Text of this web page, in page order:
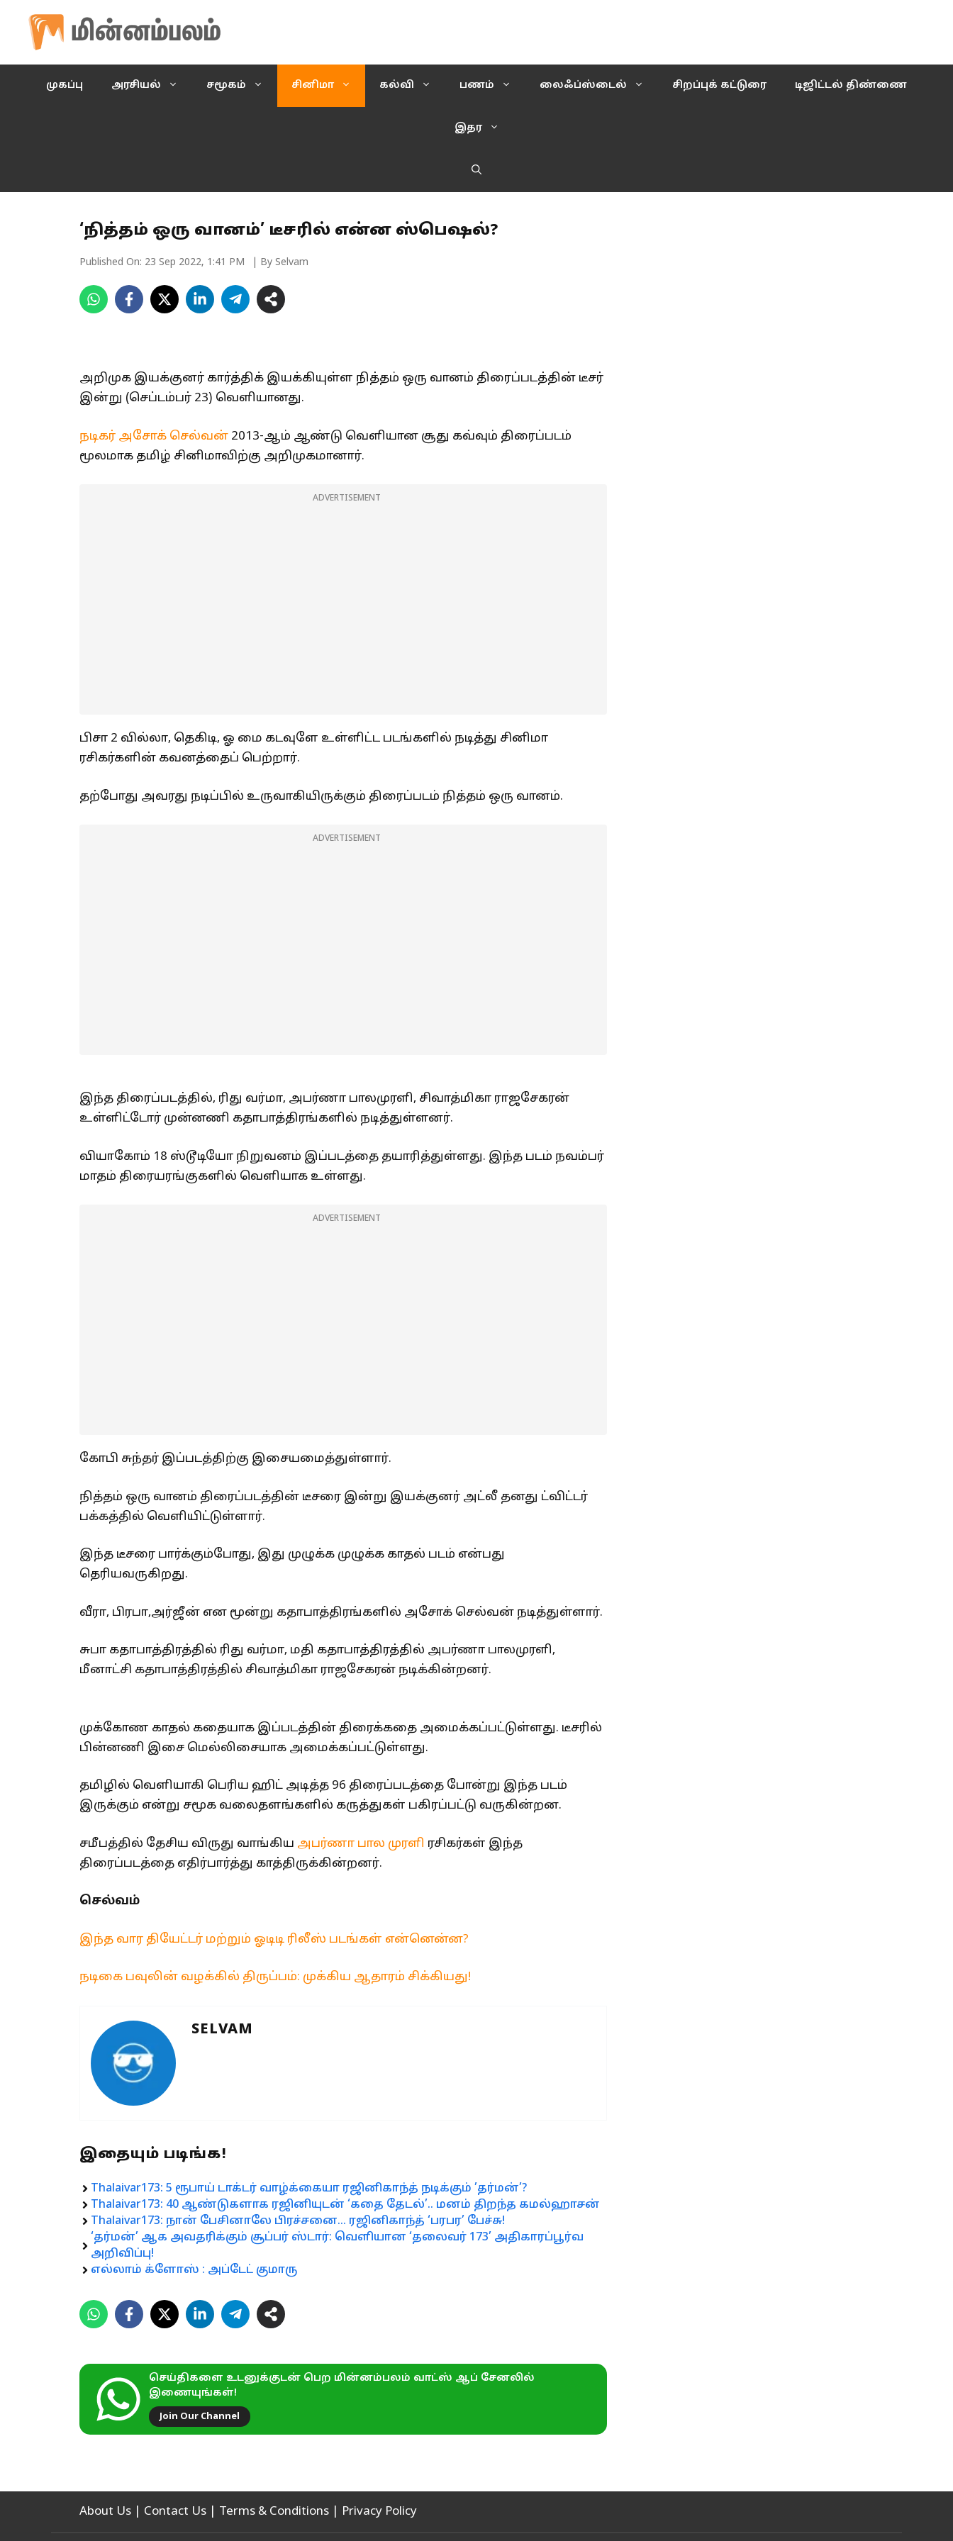
content
முகப்பு அரசியல் சமூகம் சினிமா கல்வி பணம் லைஃப்ஸ்டைல் சிறப்புக் கட்டுரை டிஜிட்டல் திண்ணை
இதர
‘நித்தம் ஒரு வானம்’ டீசரில் என்ன ஸ்பெஷல்?
Published On: 23 Sep 2022, 1:41 PM | By Selvam
அறிமுக இயக்குனர் கார்த்திக் இயக்கியுள்ள நித்தம் ஒரு வானம் திரைப்படத்தின் டீசர்
இன்று (செப்டம்பர் 23) வெளியானது.
நடிகர் அசோக் செல்வன் 2013-ஆம் ஆண்டு வெளியான சூது கவ்வும் திரைப்படம்
மூலமாக தமிழ் சினிமாவிற்கு அறிமுகமானார்.
ADVERTISEMENT
பிசா 2 வில்லா, தெகிடி, ஓ மை கடவுளே உள்ளிட்ட படங்களில் நடித்து சினிமா
ரசிகர்களின் கவனத்தைப் பெற்றார்.
தற்போது அவரது நடிப்பில் உருவாகியிருக்கும் திரைப்படம் நித்தம் ஒரு வானம்.
ADVERTISEMENT
இந்த திரைப்படத்தில், ரிது வர்மா, அபர்ணா பாலமுரளி, சிவாத்மிகா ராஜசேகரன்
உள்ளிட்டோர் முன்னணி கதாபாத்திரங்களில் நடித்துள்ளனர்.
வியாகோம் 18 ஸ்டூடியோ நிறுவனம் இப்படத்தை தயாரித்துள்ளது. இந்த படம் நவம்பர்
மாதம் திரையரங்குகளில் வெளியாக உள்ளது.
ADVERTISEMENT
கோபி சுந்தர் இப்படத்திற்கு இசையமைத்துள்ளார்.
நித்தம் ஒரு வானம் திரைப்படத்தின் டீசரை இன்று இயக்குனர் அட்லீ தனது ட்விட்டர்
பக்கத்தில் வெளியிட்டுள்ளார்.
இந்த டீசரை பார்க்கும்போது, இது முழுக்க முழுக்க காதல் படம் என்பது
தெரியவருகிறது.
வீரா, பிரபா,அர்ஜீன் என மூன்று கதாபாத்திரங்களில் அசோக் செல்வன் நடித்துள்ளார்.
சுபா கதாபாத்திரத்தில் ரிது வர்மா, மதி கதாபாத்திரத்தில் அபர்ணா பாலமுரளி,
மீனாட்சி கதாபாத்திரத்தில் சிவாத்மிகா ராஜசேகரன் நடிக்கின்றனர்.
முக்கோண காதல் கதையாக இப்படத்தின் திரைக்கதை அமைக்கப்பட்டுள்ளது. டீசரில்
பின்னணி இசை மெல்லிசையாக அமைக்கப்பட்டுள்ளது.
தமிழில் வெளியாகி பெரிய ஹிட் அடித்த 96 திரைப்படத்தை போன்று இந்த படம்
இருக்கும் என்று சமூக வலைதளங்களில் கருத்துகள் பகிரப்பட்டு வருகின்றன.
சமீபத்தில் தேசிய விருது வாங்கிய அபர்ணா பால முரளி ரசிகர்கள் இந்த
திரைப்படத்தை எதிர்பார்த்து காத்திருக்கின்றனர்.
செல்வம்
இந்த வார தியேட்டர் மற்றும் ஓடிடி ரிலீஸ் படங்கள் என்னென்ன?
நடிகை பவுலின் வழக்கில் திருப்பம்: முக்கிய ஆதாரம் சிக்கியது!
SELVAM
இதையும் படிங்க!
Thalaivar173: 5 ரூபாய் டாக்டர் வாழ்க்கையா ரஜினிகாந்த் நடிக்கும் ’தர்மன்’?
Thalaivar173: 40 ஆண்டுகளாக ரஜினியுடன் ‘கதை தேடல்’.. மனம் திறந்த கமல்ஹாசன்
Thalaivar173: நான் பேசினாலே பிரச்சனை… ரஜினிகாந்த் ‘பரபர’ பேச்சு!
‘தர்மன்’ ஆக அவதரிக்கும் சூப்பர் ஸ்டார்: வெளியான ‘தலைவர் 173’ அதிகாரப்பூர்வ
அறிவிப்பு!
எல்லாம் க்ளோஸ் : அப்டேட் குமாரு
செய்திகளை உடனுக்குடன் பெற மின்னம்பலம் வாட்ஸ் ஆப் சேனலில்
இணையுங்கள்!
Join Our Channel
About Us Contact Us Terms & Conditions Privacy Policy